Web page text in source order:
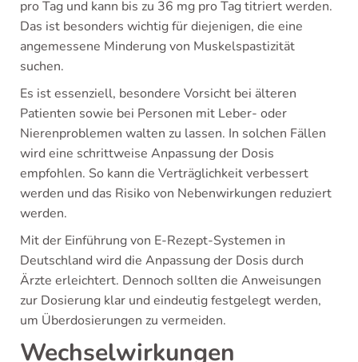
pro Tag und kann bis zu 36 mg pro Tag titriert werden.
Das ist besonders wichtig für diejenigen, die eine
angemessene Minderung von Muskelspastizität
suchen.
Es ist essenziell, besondere Vorsicht bei älteren
Patienten sowie bei Personen mit Leber- oder
Nierenproblemen walten zu lassen. In solchen Fällen
wird eine schrittweise Anpassung der Dosis
empfohlen. So kann die Verträglichkeit verbessert
werden und das Risiko von Nebenwirkungen reduziert
werden.
Mit der Einführung von E-Rezept-Systemen in
Deutschland wird die Anpassung der Dosis durch
Ärzte erleichtert. Dennoch sollten die Anweisungen
zur Dosierung klar und eindeutig festgelegt werden,
um Überdosierungen zu vermeiden.
Wechselwirkungen